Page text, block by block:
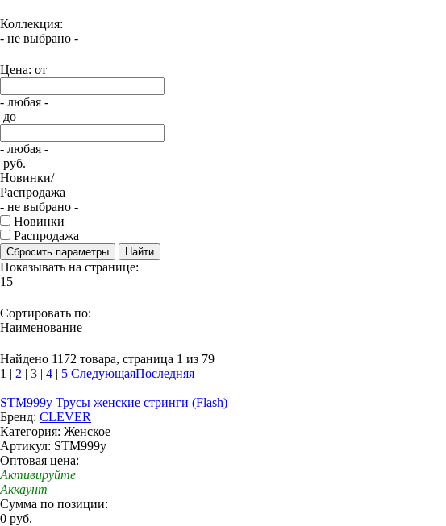
Коллекция:
- не выбрано -
Цена: от
- любая -
до
- любая -
руб.
Новинки/
Распродажа
- не выбрано -
Новинки
Распродажа
Сбросить параметры Найти
Показывать на странице:
15
Сортировать по:
Наименование
Найдено 1172 товара, страница 1 из 79
1 | 2 | 3 | 4 | 5 СледующаяПоследняя
STM999у Трусы женские стринги (Flash)
Бренд: CLEVER
Категория: Женское
Артикул: STM999у
Оптовая цена:
Активируйте
Аккаунт
Сумма по позиции:
0 руб.